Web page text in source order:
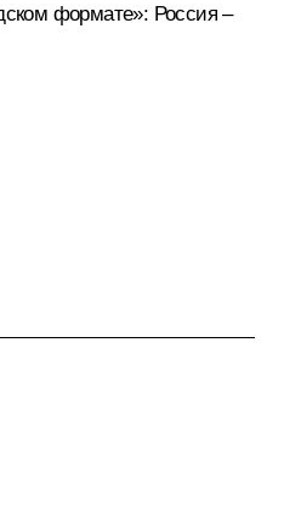
формате»: Россия –